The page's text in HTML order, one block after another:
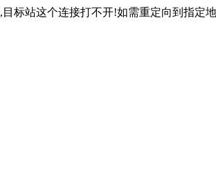
标站这个连接打不开!如需重定向到指定